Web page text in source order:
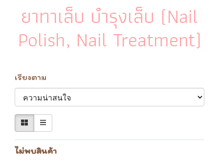
ยาทาเล็บ บำรุงเล็บ (Nail
Polish, Nail Treatment)
เรียงตาม
ไม่พบสินค้า